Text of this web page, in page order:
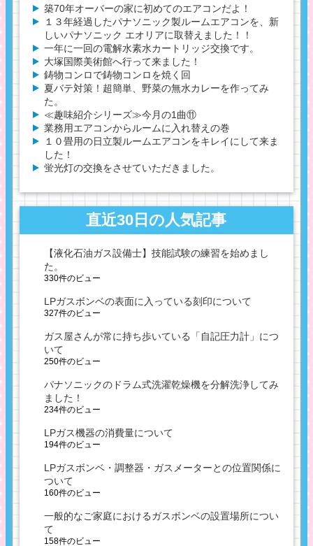
築70年オーバーの家に初めてのエアコンだよ！
１３年経過したパナソニック製ルームエアコンを、新
しいパナソニック エオリアに取替えました！！
一年に一回の電解水素水カートリッジ交換です。
大塚国際美術館へ行って来ました！
鋳物コンロで鋳物コンロを焼く回
夏バテ対策！超簡単、野菜の無水カレーを作ってみ
た。
≪趣味紹介シリーズ≫今月の1曲⑪
業務用エアコンからルームに入れ替えの巻
１０畳用の日立製ルームエアコンをキレイにして来ま
した！
蛍光灯の交換をさせていただきました。
直近30日の人気記事
【液化石油ガス設備士】技能試験の練習を始めまし
た。
330件のビュー
LPガスボンベの表面に入っている刻印について
327件のビュー
ガス屋さんが常に持ち歩いている「自記圧力計」につ
いて
250件のビュー
パナソニックのドラム式洗濯乾燥機を分解洗浄してみ
ました！
234件のビュー
LPガス機器の消費量について
194件のビュー
LPガスボンベ・調整器・ガスメーターとの位置関係に
ついて
160件のビュー
一般的なご家庭におけるガスボンベの設置場所につい
て
158件のビュー